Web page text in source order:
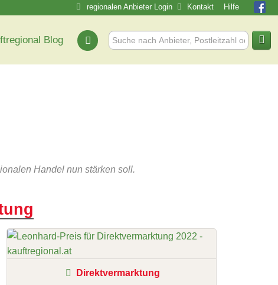
regionalen Anbieter Login Kontakt Hilfe
Blog
Handel nun stärken soll.
Direktvermarktung